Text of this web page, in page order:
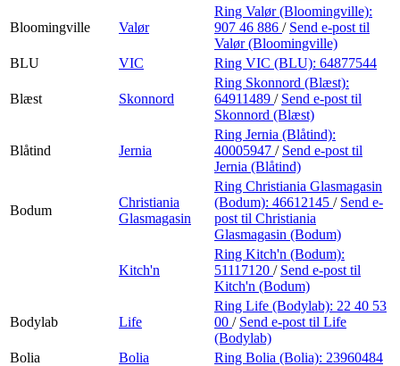
Bloomingville Valør
Ring Valør (Bloomingville):
907 46 886 / Send e-post til
Valør (Bloomingville)
BLU
VIC Ring VIC (BLU): 64877544
Blæst Skonnord
Ring Skonnord (Blæst):
64911489 / Send e-post til
Skonnord (Blæst)
Blåtind Jernia
Ring Jernia (Blåtind):
40005947 / Send e-post til
Jernia (Blåtind)
Bodum
Christiania
Glasmagasin
Ring Christiania Glasmagasin
(Bodum): 46612145 / Send e-
post til Christiania
Glasmagasin (Bodum)
Kitch'n
Ring Kitch'n (Bodum):
51117120 / Send e-post til
Kitch'n (Bodum)
Bodylab Life
Ring Life (Bodylab): 22 40 53
00 / Send e-post til Life
(Bodylab)
Bolia
Bolia Ring Bolia (Bolia): 23960484